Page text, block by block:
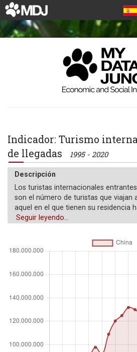
Indicador: Turismo
de llegadas
1995 - 2020
Descripción
Los turistas internacionales
son el número de turistas que viajan
aquel en el que tienen su residencia
su entorno habitual, por un período
actividad remunerada dentro del
los métodos de recolección para las
Número absoluto
Seguir leyendo...